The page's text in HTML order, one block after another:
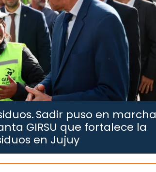
Sadir puso en marcha
GIRSU que fortalece la
en Jujuy